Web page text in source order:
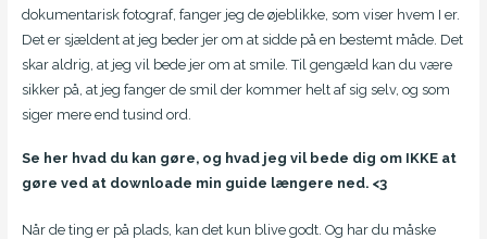
dokumentarisk fotograf, fanger jeg de øjeblikke, som viser hvem I er.
Det er sjældent at jeg beder jer om at sidde på en bestemt måde. Det
skar aldrig, at jeg vil bede jer om at smile. Til gengæld kan du være
sikker på, at jeg fanger de smil der kommer helt af sig selv, og som
siger mere end tusind ord.
Se her hvad du kan gøre, og hvad jeg vil bede dig om IKKE at
gøre ved at downloade min guide længere ned. <3
Når de ting er på plads, kan det kun blive godt. Og har du måske